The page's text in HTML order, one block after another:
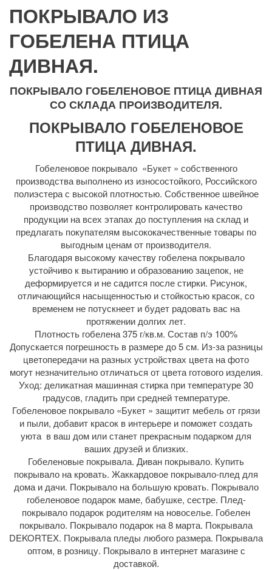
ПОКРЫВАЛО ИЗ
ГОБЕЛЕНА ПТИЦА
ДИВНАЯ.
ПОКРЫВАЛО ГОБЕЛЕНОВОЕ ПТИЦА ДИВНАЯ
СО СКЛАДА ПРОИЗВОДИТЕЛЯ.
ПОКРЫВАЛО ГОБЕЛЕНОВОЕ
ПТИЦА ДИВНАЯ.
Гобеленовое покрывало «Букет » собственного
производства выполнено из износостойкого, Российского
полиэстера с высокой плотностью. Собственное швейное
производство позволяет контролировать качество
продукции на всех этапах до поступления на склад и
предлагать покупателям высококачественные товары по
выгодным ценам от производителя.
Благодаря высокому качеству гобелена покрывало
устойчиво к вытиранию и образованию зацепок, не
деформируется и не садится после стирки. Рисунок,
отличающийся насыщенностью и стойкостью красок, со
временем не потускнеет и будет радовать вас на
протяжении долгих лет.
Плотность гобелена 375 г/кв.м. Состав п/э 100%
Допускается погрешность в размере до 5 см. Из-за разницы
цветопередачи на разных устройствах цвета на фото
могут незначительно отличаться от цвета готового изделия.
Уход: деликатная машинная стирка при температуре 30
градусов, гладить при средней температуре.
Гобеленовое покрывало «Букет » защитит мебель от грязи
и пыли, добавит красок в интерьере и поможет создать
уюта в ваш дом или станет прекрасным подарком для
ваших друзей и близких.
Гобеленовые покрывала. Диван покрывало. Купить
покрывало на кровать. Жаккардовое покрывало-плед для
дома и дачи. Покрывало на большую кровать. Покрывало
гобеленовое подарок маме, бабушке, сестре. Плед-
покрывало подарок родителям на новоселье. Гобелен
покрывало. Покрывало подарок на 8 марта. Покрывала
DEKORTEX. Покрывала пледы любого размера. Покрывала
оптом, в розницу. Покрывало в интернет магазине с
доставкой.